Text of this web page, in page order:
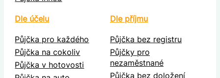
Dle účelu
Půjčka pro každého
Půjčka na cokoliv
Půjčka v hotovosti
Dle příjmu
Půjčka bez registru
Půjčky pro
nezaměstnané
Půjčka bez doložení